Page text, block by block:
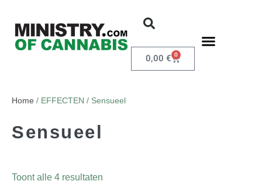
0,00 € 0
Home / EFFECTEN / Sensueel
Sensueel
Toont alle 4 resultaten